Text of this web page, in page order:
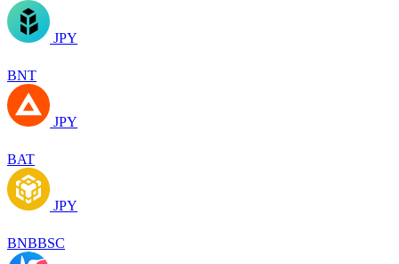
JPY
BNT
JPY
BAT
JPY
BNBBSC